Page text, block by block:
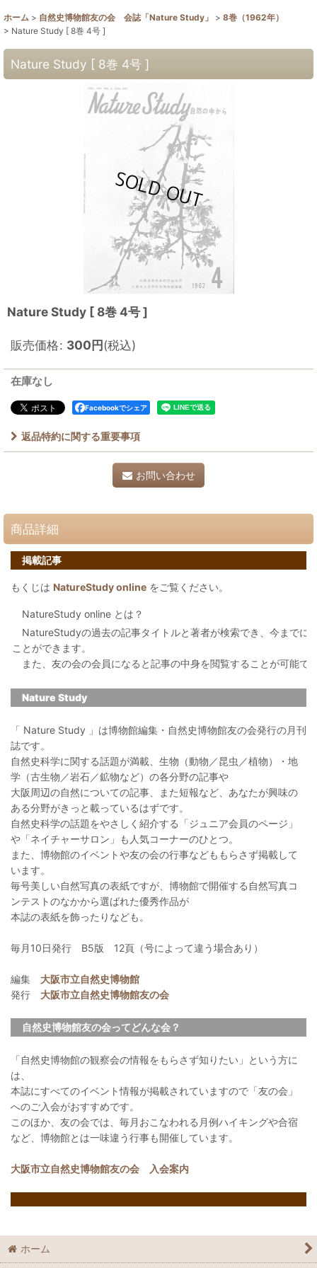
ホーム > 自然史博物館友の会 会誌「Nature Study」 > 8巻（1962年）
> Nature Study [ 8巻 4号 ]
Nature Study [ 8巻 4号 ]
Nature Study [ 8巻 4号 ]
販売価格: 300円(税込)
在庫なし
Facebookでシェア
返品特約に関する重要事項
お問い合わせ
商品詳細
掲載記事
もくじは NatureStudy online をご覧ください。
NatureStudy online とは？
NatureStudyの過去の記事タイトルと著者が検索でき、今までに
ことができます。
また、友の会の会員になると記事の中身を閲覧することが可能で
Nature Study
「 Nature Study 」は博物館編集・自然史博物館友の会発行の月刊
誌です。
自然史科学に関する話題が満載、生物（動物／昆虫／植物）・地
学（古生物／岩石／鉱物など）の各分野の記事や
大阪周辺の自然についての記事、また短報など、あなたが興味の
ある分野がきっと載っているはずです。
自然史科学の話題をやさしく紹介する「ジュニア会員のページ」
や「ネイチャーサロン」も人気コーナーのひとつ。
また、博物館のイベントや友の会の行事などももらさず掲載して
います。
毎号美しい自然写真の表紙ですが、博物館で開催する自然写真コ
ンテストのなかから選ばれた優秀作品が
本誌の表紙を飾ったりなども。
毎月10日発行 B5版 12頁（号によって違う場合あり）
編集 大阪市立自然史博物館
発行 大阪市立自然史博物館友の会
自然史博物館友の会ってどんな会？
「自然史博物館の観察会の情報をもらさず知りたい」という方に
は、
本誌にすべてのイベント情報が掲載されていますので「友の会」
へのご入会がおすすめです。
このほか、友の会では、毎月おこなわれる月例ハイキングや合宿
など、博物館とは一味違う行事も開催しています。
大阪市立自然史博物館友の会 入会案内
ホーム